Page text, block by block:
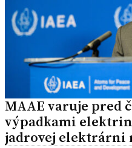
MAAE varuje pred
výpadkami
jadrovej elektrárni